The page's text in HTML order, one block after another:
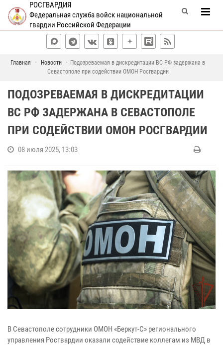
РОСГВАРДИЯ
Федеральная служба войск национальной
гвардии Российской Федерации
Главная Новости
Подозреваемая в дискредитации ВС РФ задержана в
Севастополе при содействии ОМОН Росгвардии
ПОДОЗРЕВАЕМАЯ В ДИСКРЕДИТАЦИИ
ВС РФ ЗАДЕРЖАНА В СЕВАСТОПОЛЕ
ПРИ СОДЕЙСТВИИ ОМОН РОСГВАРДИИ
08 июля 2025, 13:03
В Севастополе сотрудники ОМОН «Беркут-С» регионального
управления Росгвардии оказали содействие коллегам из МВД в